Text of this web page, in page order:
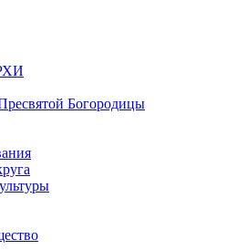
Богородицы